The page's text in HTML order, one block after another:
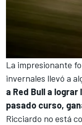
La impresionante
invernales llevó a
a Red Bull a
pasado curso,
Ricciardo no está